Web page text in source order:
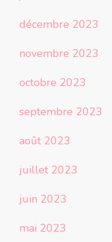
décembre 2023
novembre 2023
octobre 2023
septembre 2023
août 2023
juillet 2023
juin 2023
mai 2023